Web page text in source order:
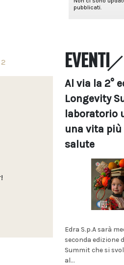
EVENTI
Al via la 2°
Longevity
laboratorio
una vita
salute
Edra S.p.A sarà
seconda edizione
Summit che si
al...